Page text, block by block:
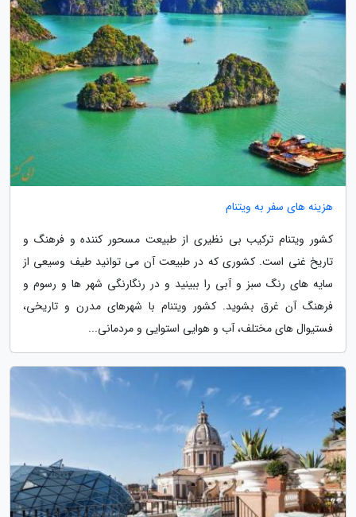
هزینه های سفر به ویتنام
کشور ویتنام ترکیب بی نظیری از طبیعت مسحور کننده و فرهنگ و
تاریخ غنی است. کشوری که در طبیعت آن می توانید طیف وسیعی از
سایه های رنگ سبز و آبی را ببینید و در رنگارنگی شهر ها و رسوم و
فرهنگ آن غرق بشوید. کشور ویتنام با شهرهای مدرن و تاریخی،
فستیوال های مختلف، آب و هوایی استوایی و مردمانی...